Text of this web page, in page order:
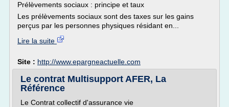
Prélèvements sociaux : principe et taux
Les prélèvements sociaux sont des taxes sur les gains
perçus par les personnes physiques résidant en...
Lire la suite
Site : http://www.epargneactuelle.com
Le contrat Multisupport AFER, La
Référence
Le Contrat collectif d'assurance vie